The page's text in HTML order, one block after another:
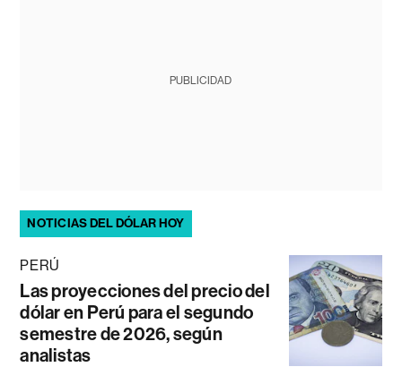
PUBLICIDAD
NOTICIAS DEL DÓLAR HOY
PERÚ
Las proyecciones del precio del
dólar en Perú para el segundo
semestre de 2026, según
analistas